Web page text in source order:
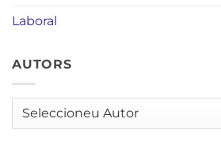
Laboral
AUTORS
AUTORS